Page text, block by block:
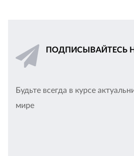
ПОДПИСЫВАЙТЕСЬ
Будьте всегда в курсе
мире